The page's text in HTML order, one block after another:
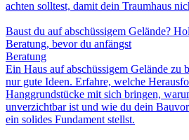
achten solltest, damit dein Traumhaus
Baust du auf abschüssigem Gelände?
Beratung, bevor du anfängst
Beratung
Ein Haus auf abschüssigem Gelände zu
nur gute Ideen. Erfahre, welche
Hanggrundstücke mit sich bringen,
unverzichtbar ist und wie du dein
ein solides Fundament stellst.